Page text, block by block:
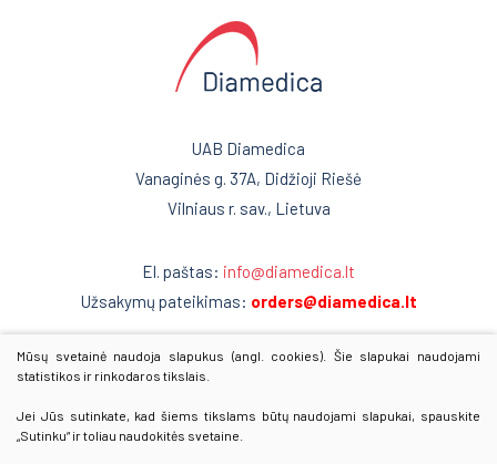
Kardiologija
Neurologija
Retos ligos
Radiologija
Onkologija
Urologija
Temperatūriniai elementai
Kraujo komponentų šildytuvai
Medicininė šaldymo įranga
Kraujo surinkimo sistemos
Venų ieškiklis
UAB Diamedica
Vanaginės g. 37A, Didžioji Riešė
Vilniaus r. sav., Lietuva
El. paštas: info@diamedica.lt
Užsakymų pateikimas: orders@diamedica.lt
www.diamedica.lv
Mūsų svetainė naudoja slapukus (angl. cookies). Šie slapukai naudojami
statistikos ir rinkodaros tikslais.
Jei Jūs sutinkate, kad šiems tikslams būtų naudojami slapukai, spauskite
„Sutinku“ ir toliau naudokitės svetaine.